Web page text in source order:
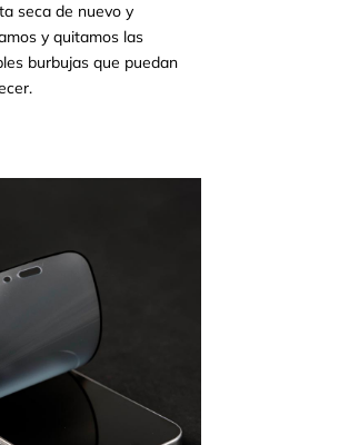
seca de nuevo y
y quitamos las
burbujas que puedan